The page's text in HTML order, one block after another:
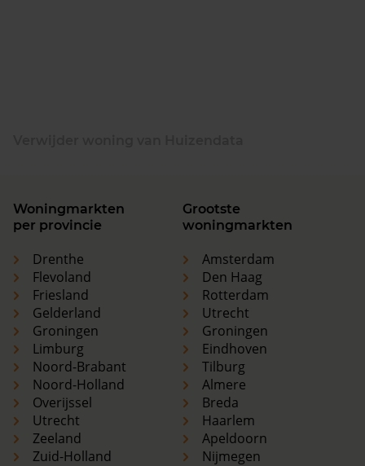
Woningmarkten
per provincie
Drenthe
Flevoland
Friesland
Gelderland
Groningen
Limburg
Noord-Brabant
Noord-Holland
Overijssel
Utrecht
Zeeland
Zuid-Holland
Grootste
woningmarkten
Amsterdam
Den Haag
Rotterdam
Utrecht
Groningen
Eindhoven
Tilburg
Almere
Breda
Haarlem
Apeldoorn
Nijmegen